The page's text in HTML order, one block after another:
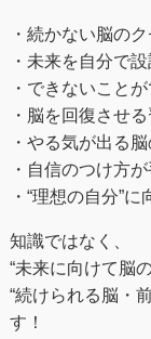
・続かない脳の
・未来を自分で
・できないこと
・脳を回復させ
・やる気が出る
・自信のつけ方
・“理想の自分”
知識ではなく、
“未来に向けて脳
“続けられる脳・
す！